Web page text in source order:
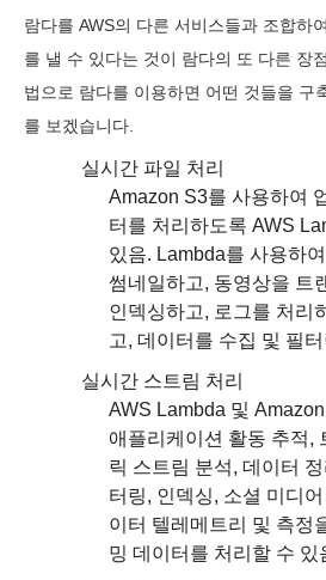
람다를 AWS의 다른 서비스들과 조합하
를 낼 수 있다는 것이 람다의 또 다른 장
법으로 람다를 이용하면 어떤 것들을 구
를 보겠습니다.
실시간 파일 처리
Amazon S3를 사용하여
터를 처리하도록 AWS
있음. Lambda를 사용하
썸네일하고, 동영상을 트
인덱싱하고, 로그를 처리
고, 데이터를 수집 및 필
실시간 스트림 처리
AWS Lambda 및
애플리케이션 활동 추적,
릭 스트림 분석, 데이터
터링, 인덱싱, 소셜 미디
이터 텔레메트리 및 측정
밍 데이터를 처리할 수 있